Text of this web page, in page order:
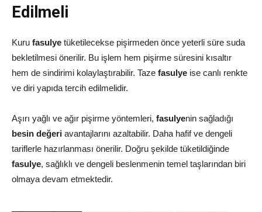
Edilmeli
Kuru fasulye tüketilecekse pişirmeden önce yeterli süre suda
bekletilmesi önerilir. Bu işlem hem pişirme süresini kısaltır
hem de sindirimi kolaylaştırabilir. Taze fasulye ise canlı renkte
ve diri yapıda tercih edilmelidir.
Aşırı yağlı ve ağır pişirme yöntemleri, fasulyenin sağladığı
besin değeri avantajlarını azaltabilir. Daha hafif ve dengeli
tariflerle hazırlanması önerilir. Doğru şekilde tüketildiğinde
fasulye, sağlıklı ve dengeli beslenmenin temel taşlarından biri
olmaya devam etmektedir.